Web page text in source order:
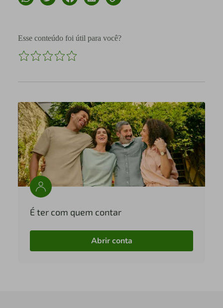
Esse conteúdo foi útil para você?
É ter com quem contar
Abrir conta